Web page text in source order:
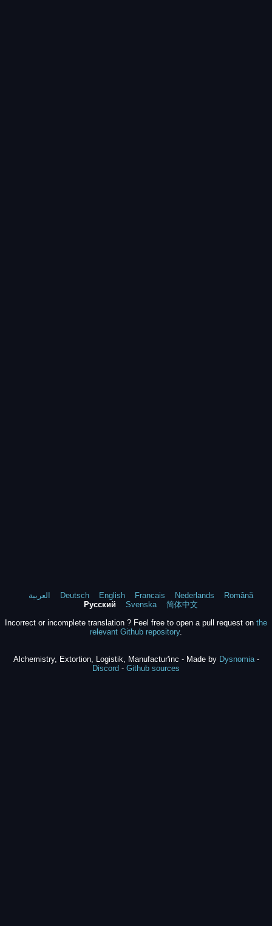
العربية Deutsch English Francais Nederlands
Română
Русский
Svenska
简体中文
Incorrect or incomplete translation ? Feel free to open a pull request on the
relevant Github repository.
Alchemistry, Extortion, Logistik, Manufactur'inc - Made by Dysnomia-
Discord - Github sources